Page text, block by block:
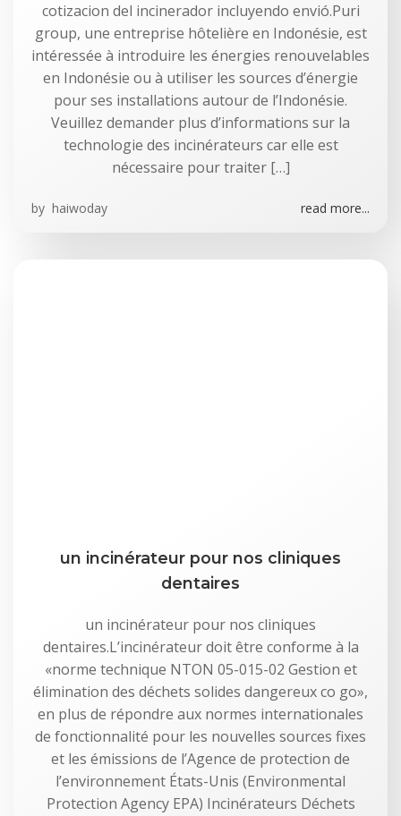
cotizacion del incinerador incluyendo envió.Puri
group, une entreprise hôtelière en Indonésie, est
intéressée à introduire les énergies renouvelables
en Indonésie ou à utiliser les sources d’énergie
pour ses installations autour de l’Indonésie.
Veuillez demander plus d’informations sur la
technologie des incinérateurs car elle est
nécessaire pour traiter […]
by haiwoday read more...
un incinérateur pour nos cliniques
dentaires
un incinérateur pour nos cliniques
dentaires.L’incinérateur doit être conforme à la
«norme technique NTON 05-015-02 Gestion et
élimination des déchets solides dangereux co go»,
en plus de répondre aux normes internationales
de fonctionnalité pour les nouvelles sources fixes
et les émissions de l’Agence de protection de
l’environnement États-Unis (Environmental
Protection Agency EPA) Incinérateurs Déchets